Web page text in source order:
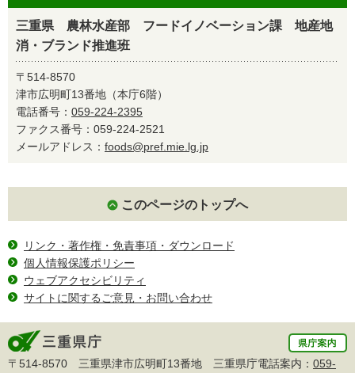
三重県 農林水産部 フードイノベーション課 地産地
消・ブランド推進班
〒514-8570
津市広明町13番地（本庁6階）
電話番号： 059-224-2395
ファクス番号：059-224-2521
メールアドレス： foods@pref.mie.lg.jp
このページのトップへ
リンク・著作権・免責事項・ダウンロード
個人情報保護ポリシー
ウェブアクセシビリティ
サイトに関するご意見・お問い合わせ
〒514-8570 三重県津市広明町13番地 三重県庁電話案内： 059-